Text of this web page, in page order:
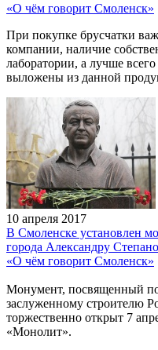
«О чём говорит Смоленск»
При покупке брусчатки
компании, наличие
лаборатории, а лучше
выложены из данной
10 апреля 2017
В Смоленске установлен
города Александру
«О чём говорит Смоленск»
Монумент, посвященный
заслуженному строителю
торжественно открыт 7
«Монолит».